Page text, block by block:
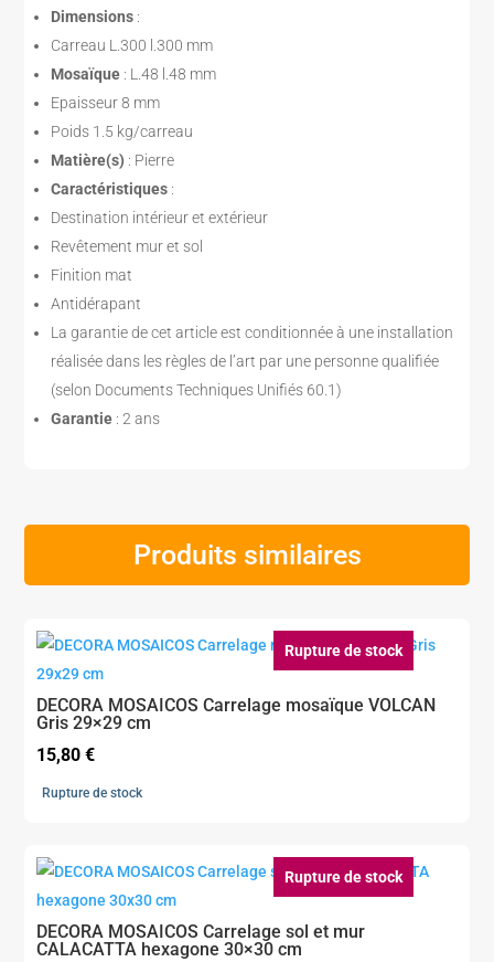
Dimensions :
Carreau L.300 l.300 mm
Mosaïque : L.48 l.48 mm
Epaisseur 8 mm
Poids 1.5 kg/carreau
Matière(s) : Pierre
Caractéristiques :
Destination intérieur et extérieur
Revêtement mur et sol
Finition mat
Antidérapant
La garantie de cet article est conditionnée à une installation
réalisée dans les règles de l’art par une personne qualifiée
(selon Documents Techniques Unifiés 60.1)
Garantie : 2 ans
Produits similaires
Rupture de stock
DECORA MOSAICOS Carrelage mosaïque VOLCAN
Gris 29×29 cm
15,80€
Rupture de stock
Rupture de stock
DECORA MOSAICOS Carrelage sol et mur
CALACATTA hexagone 30×30 cm